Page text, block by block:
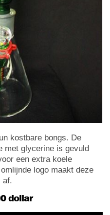
kostbare bongs. De
met glycerine is gevuld
een extra koele
logo maakt deze
af.
dollar